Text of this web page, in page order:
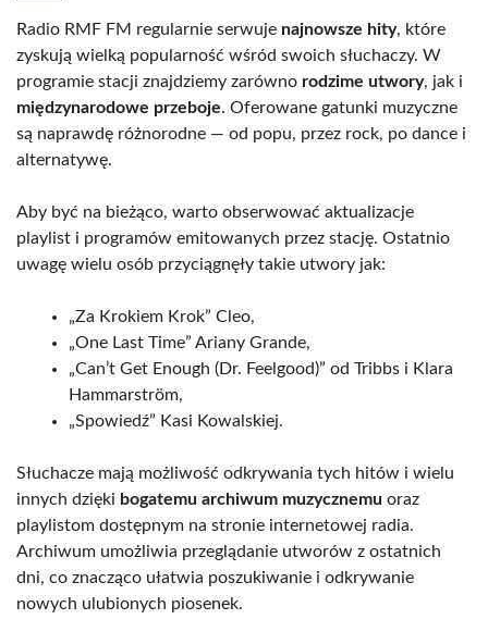
Radio RMF FM regularnie serwuje najnowsze hity, które
zyskują wielką popularność wśród swoich słuchaczy. W
programie stacji znajdziemy zarówno rodzime utwory, jak i
międzynarodowe przeboje. Oferowane gatunki muzyczne
są naprawdę różnorodne — od popu, przez rock, po dance i
alternatywę.
Aby być na bieżąco, warto obserwować aktualizacje
playlist i programów emitowanych przez stację. Ostatnio
uwagę wielu osób przyciągnęły takie utwory jak:
„Za Krokiem Krok” Cleo,
„One Last Time” Ariany Grande,
„Can’t Get Enough (Dr. Feelgood)” od Tribbs i Klara
Hammarström,
„Spowiedź” Kasi Kowalskiej.
Słuchacze mają możliwość odkrywania tych hitów i wielu
innych dzięki bogatemu archiwum muzycznemu oraz
playlistom dostępnym na stronie internetowej radia.
Archiwum umożliwia przeglądanie utworów z ostatnich
dni, co znacząco ułatwia poszukiwanie i odkrywanie
nowych ulubionych piosenek.